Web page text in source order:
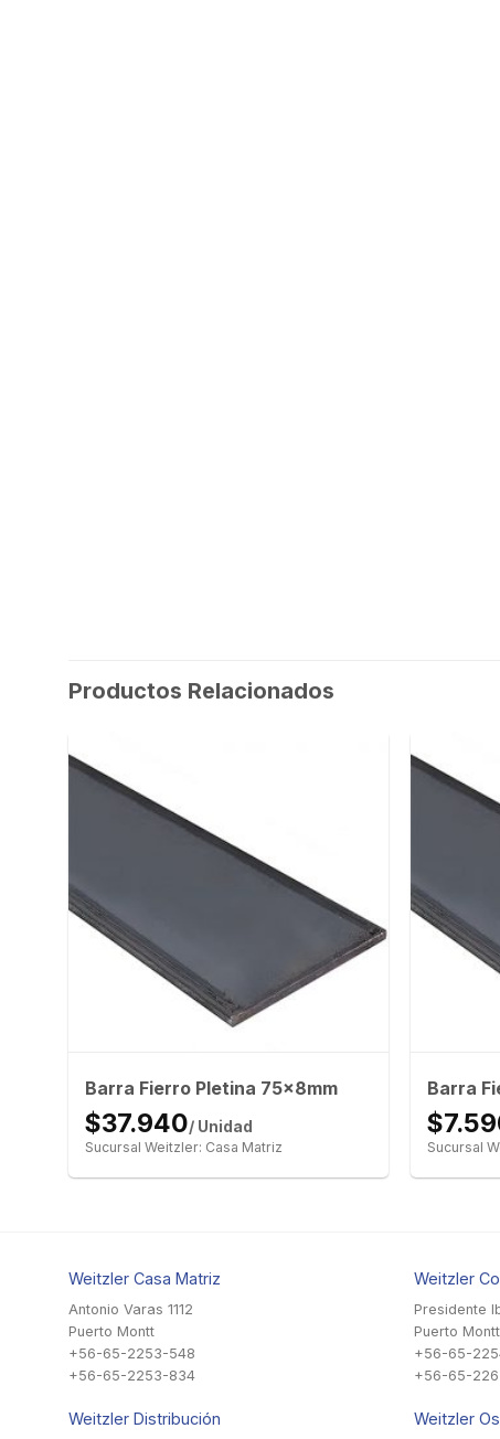
Productos Relacionados
Barra Fierro Pletina 75x8mm
$37.940/ Unidad
Sucursal Weitzler: Casa Matriz
Barra
Sucursal
Weitzler Casa Matriz
Antonio Varas 1112
Puerto Montt
+56-65-2253-548
+56-65-2253-834
Weitzler Distribución
Weitzler
Presidente
Puerto Montt
+56-65-
+56-65-
Weitzler